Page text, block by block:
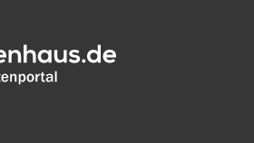
der
Daten zur Auswahl